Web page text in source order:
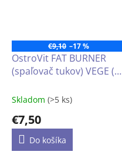
vhodný ako nízkoenergetický
športový nápoj, ak nie je
potrebná žiadna dodatočná
príchuť broskyňa-maracuja
14 kcal / porcia
krabica 20 x 8,5g sáčik
€9,10 –17 %
OstroVit FAT BURNER
(spaľovač tukov) VEGE (60
Skladom (>5 ks)
€7,50
Do košíka